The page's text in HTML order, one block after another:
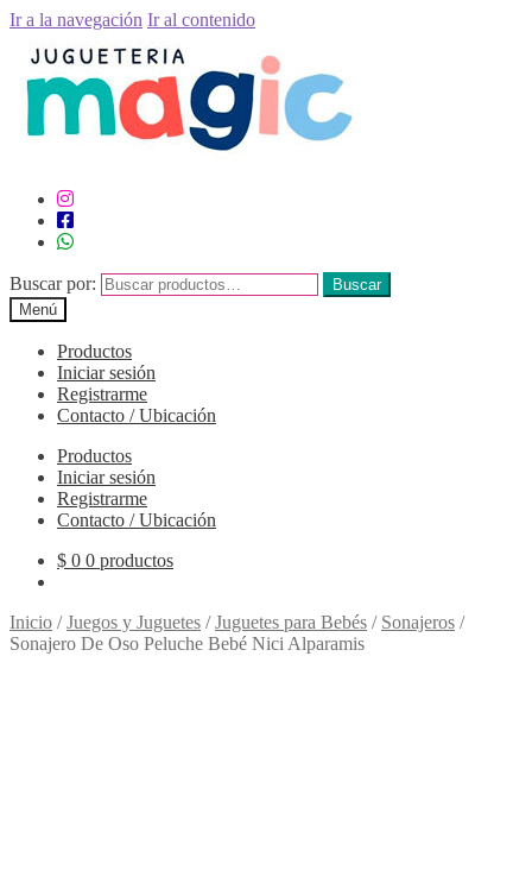
Ir a la navegación Ir al contenido
Buscar por:
Buscar
Menú
Productos
Iniciar sesión
Registrarme
Contacto / Ubicación
Productos
Iniciar sesión
Registrarme
Contacto / Ubicación
$ 0 0 productos
Inicio /Juegos y Juguetes /Juguetes para Bebés / Sonajeros /
Sonajero De Oso Peluche Bebé Nici Alparamis